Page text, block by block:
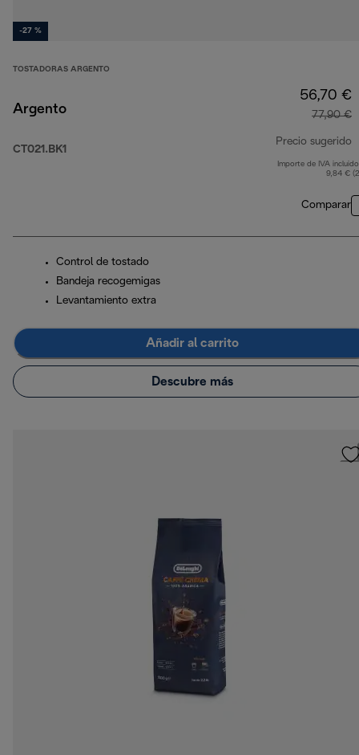
-27 %
TOSTADORAS ARGENTO
Argento
CT021.BK1
56,70 €
77,90 €
Precio sugerido
Importe de IVA
9,84 €
Comparar
Control de tostado
Bandeja recogemigas
Levantamiento extra
Añadir al carrito
Descubre más